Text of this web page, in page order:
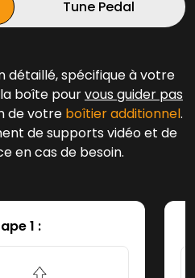
Tune Pedal
détaillé, spécifique à votre
boîte pourvous guider pas
de votre boîtier additionnel.
de supports vidéo et de
en cas de besoin.
1 :